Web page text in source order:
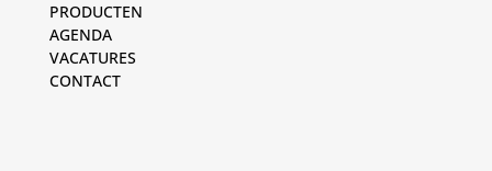
PRODUCTEN
AGENDA
VACATURES
CONTACT